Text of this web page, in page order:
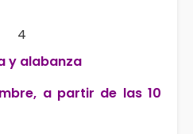
y alabanza
a partir de las 10